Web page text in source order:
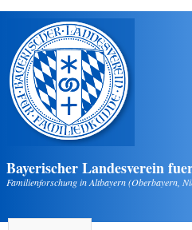
Direkt zum Inhalt
Bayerischer Landesverein
Familienforschung in Altbayern (Oberbayern,